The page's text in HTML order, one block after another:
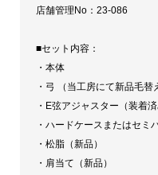
店舗管理No：23-086
■セット内容：
・本体
・弓 （当工房にて新品毛替
・E弦アジャスター（装着済
・ハードケースまたはセミ
・松脂（新品）
・肩当て（新品）